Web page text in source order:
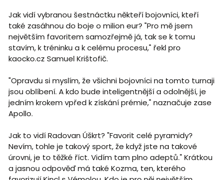
Jak vidí vybranou šestnáctku někteří bojovníci, kteří
také zasáhnou do boje o milion eur? "Pro mě jsem
největším favoritem samozřejmě já, tak se k tomu
stavím, k tréninku a k celému procesu," řekl pro
kaocko.cz Samuel Krištofič.
"Opravdu si myslím, že všichni bojovníci na tomto turnaji
jsou oblíbení. A kdo bude inteligentnější a odolnější, je
jedním krokem vpřed k získání prémie," naznačuje zase
Apollo.
Jak to vidí Radovan Úškrt? "Favorit celé pyramidy?
Nevím, tohle je takový sport, že když jste na takové
úrovni, je to těžké říct. Vidím tam plno adeptů." Krátkou
a jasnou odpověď má také Kozma, ten, kterého